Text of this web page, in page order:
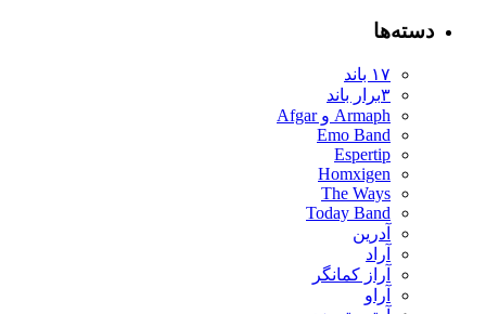
دسته‌ها
۱۷ باند
۳برار باند
Armaph و Afgar
Emo Band
Espertip
Homxigen
The Ways
Today Band
آدرین
آراد
آراز کمانگر
آراو